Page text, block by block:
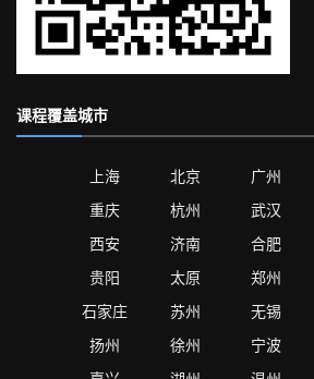
课程覆盖城市
上海 北京 广州
重庆
杭州 武汉
西安
济南 合肥
贵阳
太原 郑州
石家庄
苏州 无锡
扬州
徐州 宁波